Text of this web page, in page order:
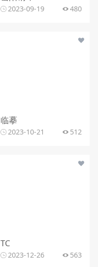
2023-09-19 480
临摹
2023-10-21 512
TC
2023-12-26 563